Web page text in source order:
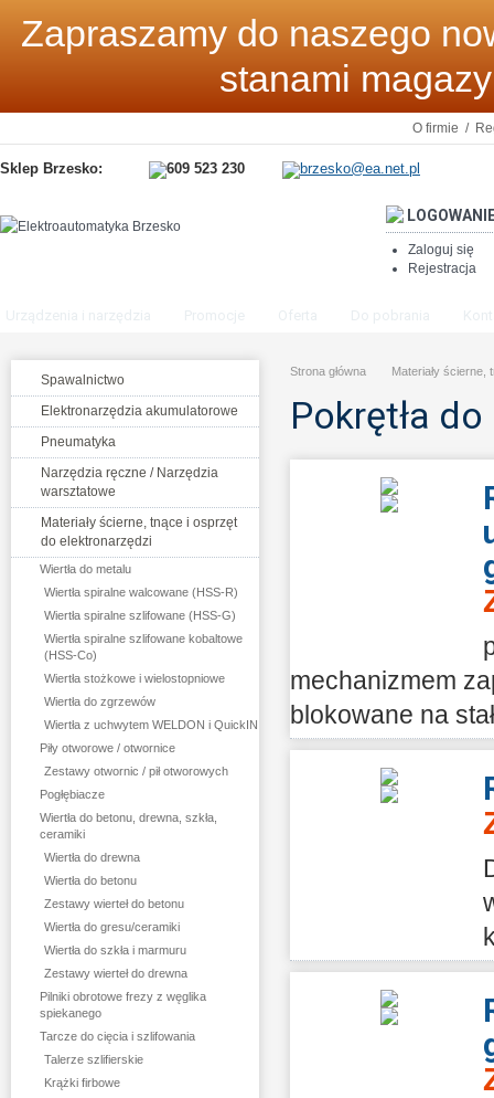
Zapraszamy do naszego
stanami
O firmie /
Sklep Brzesko: 609 523 230 brzesko@ea.net.pl
Zaloguj się
Rejestracja
Spawalnictwo
Elektronarzędzia akumulatorowe
Pneumatyka
Narzędzia ręczne / Narzędzia
warsztatowe
Materiały ścierne, tnące i osprzęt
do elektronarzędzi
Wiertła do metalu
Wiertła spiralne walcowane (HSS-R)
Wiertła spiralne szlifowane (HSS-G)
Wiertła spiralne szlifowane kobaltowe
(HSS-Co)
Wiertła stożkowe i wielostopniowe
Wiertła do zgrzewów
Wiertła z uchwytem WELDON i QuickIN
Piły otworowe / otwornice
Zestawy otwornic / pił otworowych
Pogłębiacze
Wiertła do betonu, drewna, szkła,
ceramiki
Wiertła do drewna
Wiertła do betonu
Zestawy wierteł do betonu
Wiertła do gresu/ceramiki
Wiertła do szkła i marmuru
Zestawy wierteł do drewna
Pilniki obrotowe frezy z węglika
spiekanego
Tarcze do cięcia i szlifowania
Talerze szlifierskie
Krążki firbowe
Strona główna Materiały ścierne,
Pokrętła
mechanizmem
blokowane na